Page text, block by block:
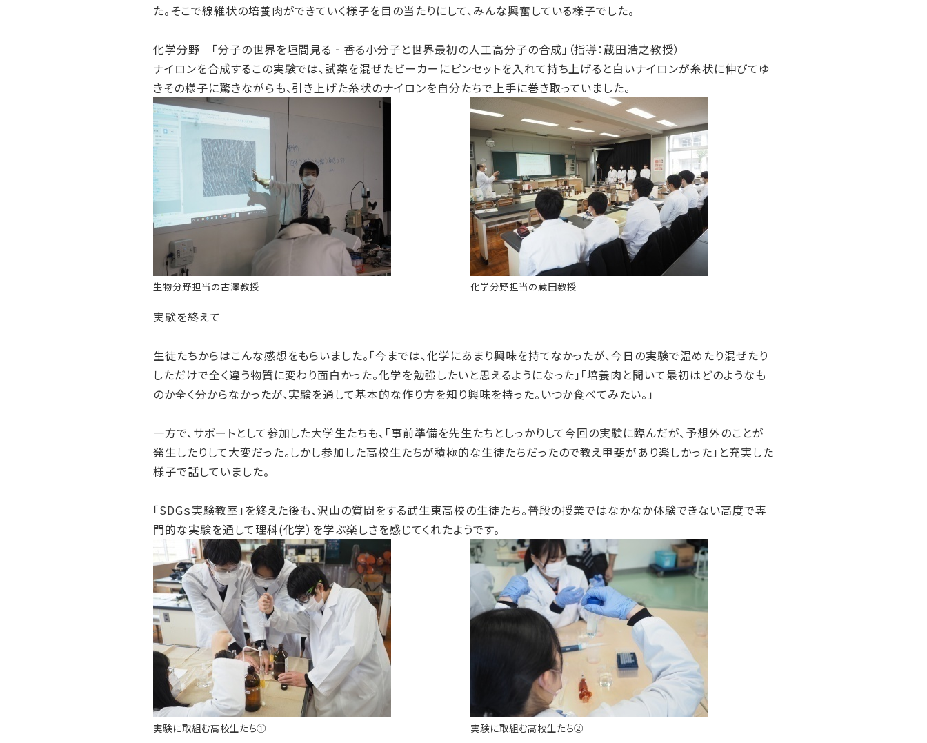
た。そこで線維状の培養肉ができていく様子を目の当たりにして、みんな興奮している様子でした。
化学分野｜「分子の世界を垣間見る‐香る小分子と世界最初の人工高分子の合成」（指導：蔵田浩之教授）
ナイロンを合成するこの実験では、試薬を混ぜたビーカーにピンセットを入れて持ち上げると白いナイロンが糸状に伸びてゆ
きその様子に驚きながらも、引き上げた糸状のナイロンを自分たちで上手に巻き取っていました。
生物分野担当の古澤教授 化学分野担当の蔵田教授
実験を終えて
生徒たちからはこんな感想をもらいました。「今までは、化学にあまり興味を持てなかったが、今日の実験で温めたり混ぜたり
しただけで全く違う物質に変わり面白かった。化学を勉強したいと思えるようになった」「培養肉と聞いて最初はどのようなも
のか全く分からなかったが、実験を通して基本的な作り方を知り興味を持った。いつか食べてみたい。」
一方で、サポートとして参加した大学生たちも、「事前準備を先生たちとしっかりして今回の実験に臨んだが、予想外のことが
発生したりして大変だった。しかし参加した高校生たちが積極的な生徒たちだったので教え甲斐があり楽しかった」と充実した
様子で話していました。
「SDGｓ実験教室」を終えた後も、沢山の質問をする武生東高校の生徒たち。普段の授業ではなかなか体験できない高度で専
門的な実験を通して理科(化学）を学ぶ楽しさを感じてくれたようです。
実験に取組む高校生たち① 実験に取組む高校生たち②